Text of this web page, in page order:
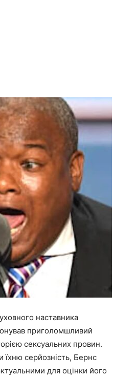
наставника
приголомшливий
сексуальних провин.
серйозність, Бернс
для оцінки його